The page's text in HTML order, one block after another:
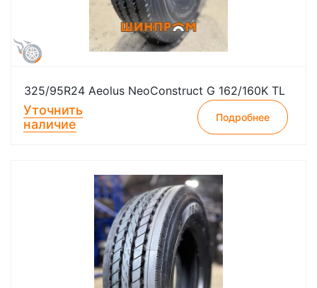
325/95R24 Aeolus NeoConstruct G 162/160K TL
Уточнить
наличие
Подробнее